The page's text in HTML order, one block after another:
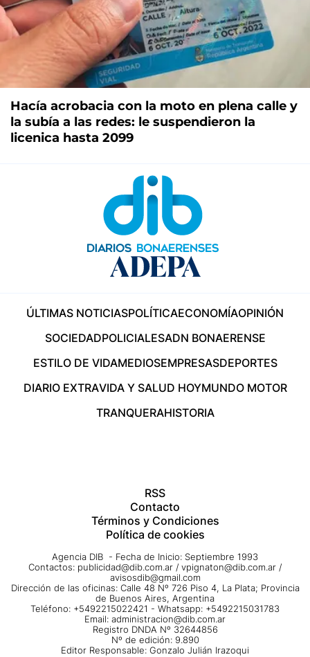
Hacía acrobacia con la moto en plena calle y
la subía a las redes: le suspendieron la
licenica hasta 2099
ÚLTIMAS NOTICIASPOLÍTICAECONOMÍAOPINIÓN
SOCIEDADPOLICIALESADN BONAERENSE
ESTILO DE VIDAMEDIOSEMPRESASDEPORTES
DIARIO EXTRAVIDA Y SALUD HOYMUNDO MOTOR
TRANQUERAHISTORIA
RSS
Contacto
Términos y Condiciones
Política de cookies
Agencia DIB - Fecha de Inicio: Septiembre 1993
Contactos: publicidad@dib.com.ar / vpignaton@dib.com.ar /
avisosdib@gmail.com
Dirección de las oficinas: Calle 48 Nº 726 Piso 4, La Plata; Provincia
de Buenos Aires, Argentina
Teléfono: +5492215022421 - Whatsapp: +5492215031783
Email: administracion@dib.com.ar
Registro DNDA Nº 32644856
Nº de edición: 9.890
Editor Responsable: Gonzalo Julián Irazoqui